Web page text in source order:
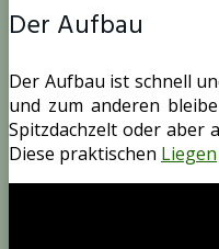
Der Aufbau
Der Aufbau ist schnell
und zum anderen
Spitzdachzelt oder aber
Diese praktischen Liegen